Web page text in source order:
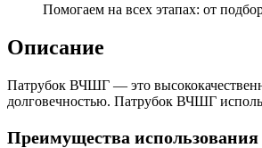
Помогаем на всех этапах: от
Описание
Патрубок ВЧШГ — это
долговечностью. Патрубок ВЧШГ
Преимущества